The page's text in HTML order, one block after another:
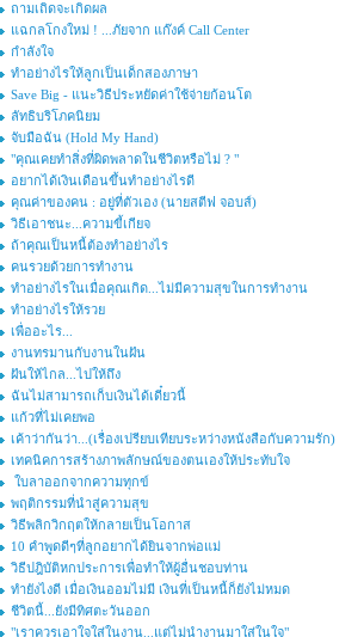
ถามเถิดจะเกิดผล
แฉกลโกงใหม่ ! ...ภัยจาก แก๊งค์ Call Center
กำลังใจ
ทำอย่างไรให้ลูกเป็นเด็กสองภาษา
Save Big - แนะวิธีประหยัดค่าใช้จ่ายก้อนโต
ลัทธิบริโภคนิยม
จับมือฉัน (Hold My Hand)
"คุณเคยทำสิ่งที่ผิดพลาดในชีวิตหรือไม่ ? "
อยากได้เงินเดือนขึ้นทำอย่างไรดี
คุณค่าของคน : อยู่ที่ตัวเอง (นายสตีฟ จอบส์)
วิธีเอาชนะ...ความขี้เกียจ
ถ้าคุณเป็นหนี้ต้องทำอย่างไร
คนรวยด้วยการทำงาน
ทำอย่างไรในเมื่อคุณเกิด...ไม่มีความสุขในการทำงาน
ทำอย่างไรให้รวย
เพื่ออะไร...
งานทรมานกับงานในฝัน
ฝันให้ไกล...ไปให้ถึง
ฉันไม่สามารถเก็บเงินได้เดี๋ยวนี้
แก้วที่ไม่เคยพอ
เค้าว่ากันว่า...(เรื่องเปรียบเทียบระหว่างหนังสือกับความรัก)
เทคนิคการสร้างภาพลักษณ์ของตนเองให้ประทับใจ
ใบลาออกจากความทุกข์
พฤติกรรมที่นำสู่ความสุข
วิธีพลิกวิกฤตให้กลายเป็นโอกาส
10 คำพูดดีๆที่ลูกอยากได้ยินจากพ่อแม่
วิธีปฎิบัติหกประการเพื่อทำให้ผู้อื่นชอบท่าน
ทำยังไงดี เมื่อเงินออมไม่มี เงินที่เป็นหนี้ก็ยังไม่หมด
ชีวิตนี้...ยังมีทิศตะวันออก
"เราควรเอาใจใส่ในงาน...แต่ไม่นำงานมาใส่ในใจ"